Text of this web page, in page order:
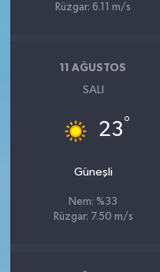
Rüzgar: 6.11 m/s
11 AĞUSTOS
SALI
23°
Güneşli
Nem: %33
Rüzgar: 7.50 m/s